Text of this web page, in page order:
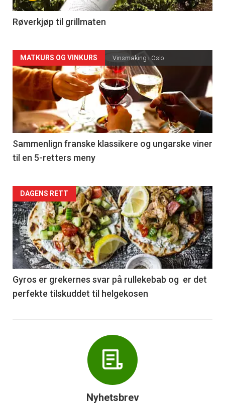
4
Røverkjøp til grillmaten
Forsiden
akkurat
nå
-
5
MATKURS OG VINKURS Vinsmaking i Oslo
Sammenlign franske klassikere og ungarske viner
til en 5-retters meny
Forsiden
akkurat
nå
-
6
DAGENS RETT
Gyros er grekernes svar på rullekebab og er det
perfekte tilskuddet til helgekosen
Nyhetsbrev